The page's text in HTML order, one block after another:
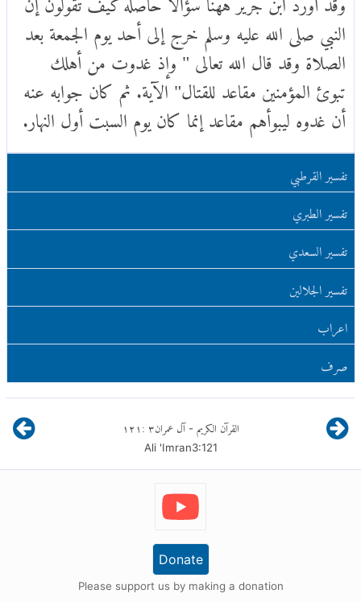
النبي صلى الله عليه وسلم خرج إلى أحد يوم الجمعة بعد
الصلاة وقد قال الله تعالى " وإذ غدوت من أهلك
تبوئ المؤمنين مقاعد للقتال" الآية. ثم كان جوابه عنه
أن غدوه ليبوأهم مقاعد إنما كان يوم السبت أول النهار.
تفسير القرطبي
تفسير الطبري
تفسير السعدي
تفسير الجلالين
اعراب
صرف
القرآن الكريم - آل عمران٣:١٢١
Ali 'Imran3:121
Donate
Please support us by making a donation